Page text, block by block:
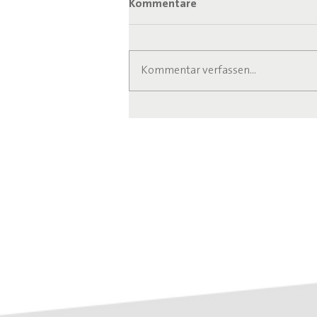
Kommentare
Kommentar verfassen...